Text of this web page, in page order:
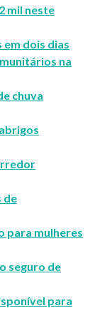
mil neste
em dois dias
na
chuva
de
para mulheres
seguro de
para